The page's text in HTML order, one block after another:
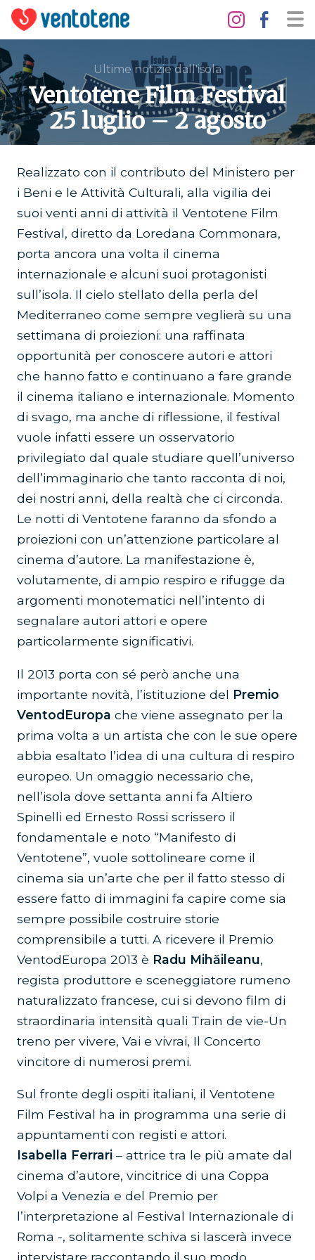
Ultime notizie dall'isola
Ventotene Film Festival
25 luglio – 2 agosto
Realizzato con il contributo del Ministero per
i Beni e le Attività Culturali, alla vigilia dei
suoi venti anni di attività il Ventotene Film
Festival, diretto da Loredana Commonara,
porta ancora una volta il cinema
internazionale e alcuni suoi protagonisti
sull’isola. Il cielo stellato della perla del
Mediterraneo come sempre veglierà su una
settimana di proiezioni: una raffinata
opportunità per conoscere autori e attori
che hanno fatto e continuano a fare grande
il cinema italiano e internazionale. Momento
di svago, ma anche di riflessione, il festival
vuole infatti essere un osservatorio
privilegiato dal quale studiare quell’universo
dell’immaginario che tanto racconta di noi,
dei nostri anni, della realtà che ci circonda.
Le notti di Ventotene faranno da sfondo a
proiezioni con un’attenzione particolare al
cinema d’autore. La manifestazione è,
volutamente, di ampio respiro e rifugge da
argomenti monotematici nell’intento di
segnalare autori attori e opere
particolarmente significativi.
Il 2013 porta con sé però anche una
importante novità, l’istituzione del Premio
VentodEuropa che viene assegnato per la
prima volta a un artista che con le sue opere
abbia esaltato l’idea di una cultura di respiro
europeo. Un omaggio necessario che,
nell’isola dove settanta anni fa Altiero
Spinelli ed Ernesto Rossi scrissero il
fondamentale e noto “Manifesto di
Ventotene”, vuole sottolineare come il
cinema sia un’arte che per il fatto stesso di
essere fatto di immagini fa capire come sia
sempre possibile costruire storie
comprensibile a tutti. A ricevere il Premio
VentodEuropa 2013 è Radu Mihăileanu,
regista produttore e sceneggiatore rumeno
naturalizzato francese, cui si devono film di
straordinaria intensità quali Train de vie-Un
treno per vivere, Vai e vivrai, Il Concerto
vincitore di numerosi premi.
Sul fronte degli ospiti italiani, il Ventotene
Film Festival ha in programma una serie di
appuntamenti con registi e attori.
Isabella Ferrari – attrice tra le più amate dal
cinema d’autore, vincitrice di una Coppa
Volpi a Venezia e del Premio per
l’interpretazione al Festival Internazionale di
Roma -, solitamente schiva si lascerà invece
intervistare raccontando il suo modo